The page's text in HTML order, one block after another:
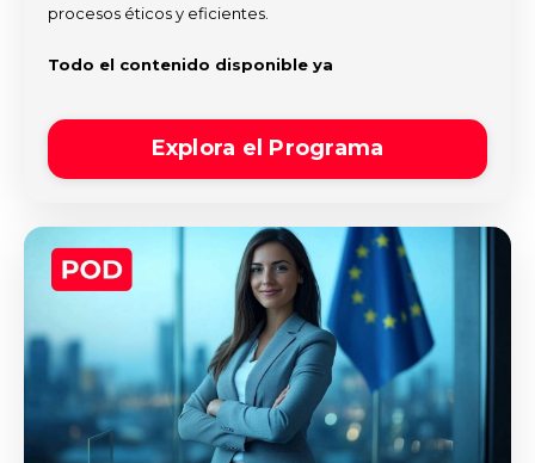
procesos éticos y eficientes.
Todo el contenido disponible ya
Explora el Programa